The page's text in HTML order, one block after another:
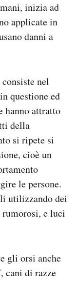
inizia ad
applicate in
danni a
nel
questione ed
hanno attratto
della
si ripete si
cioè un
le persone.
utilizzando dei
e luci
gli orsi anche
cani di razze